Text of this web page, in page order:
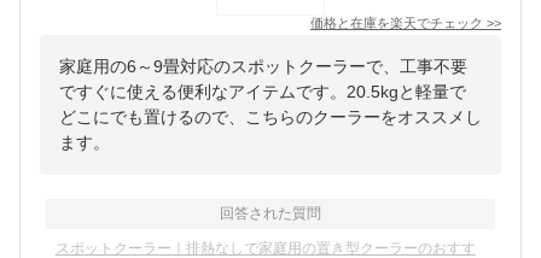
価格と在庫を楽天でチェック >>
家庭用の6～9畳対応のスポットクーラーで、工事不要
ですぐに使える便利なアイテムです。20.5kgと軽量で
どこにでも置けるので、こちらのクーラーをオススメし
ます。
回答された質問
スポットクーラー｜排熱なしで家庭用の置き型クーラーのおすす